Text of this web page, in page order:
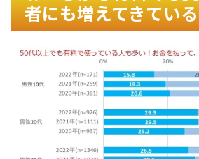
者にも増えてきている